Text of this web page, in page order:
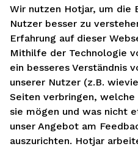
Wir nutzen Hotjar, um die
Nutzer besser zu
Erfahrung auf dieser
Mithilfe der Technologie
ein besseres Verständnis
unserer Nutzer (z.B.
Seiten verbringen,
sie mögen und was nicht
unser Angebot am
auszurichten. Hotjar